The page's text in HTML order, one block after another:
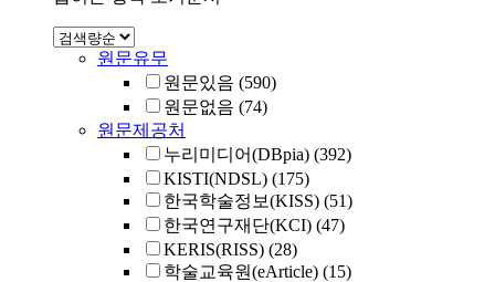
원문유무
원문있음 (590)
원문없음 (74)
원문제공처
누리미디어(DBpia) (392)
KISTI(NDSL) (175)
한국학술정보(KISS) (51)
한국연구재단(KCI) (47)
KERIS(RISS) (28)
학술교육원(eArticle) (15)